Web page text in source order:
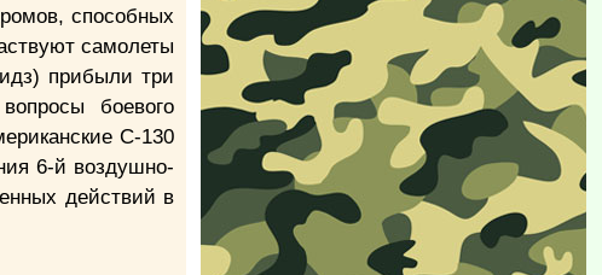
способных
самолеты
прибыли три
боевого
С-130
6-й воздушно-
действий в